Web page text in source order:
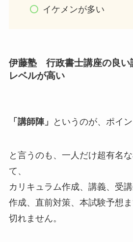
イケメンが多い
伊藤塾 行政書士講座の良
レベルが高い
「講師陣」 というのが、ポイン
と言うのも、一人だけ超有名
て、
カリキュラム作成、講義、受
作成、直前対策、本試験予想
切れません。